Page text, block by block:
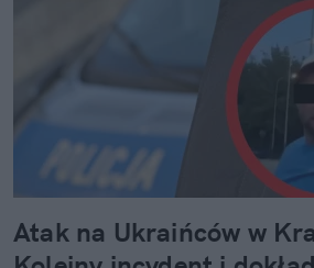
Atak na Ukraińców w